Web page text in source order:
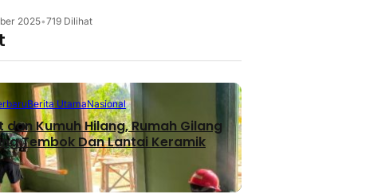
2025•719 Dilihat
Berita UtamaNasional
dan Kumuh Hilang, Rumah Gilang
Tembok Dan Lantai Keramik